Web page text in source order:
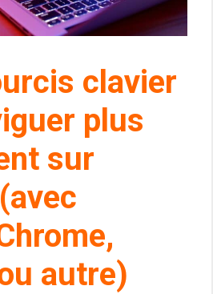
clavier
plus
sur
autre)